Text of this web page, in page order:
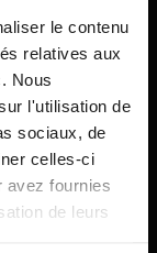
le contenu
relatives aux
Nous
l'utilisation de
sociaux, de
celles-ci
avez fournies
de leurs
ses actions de